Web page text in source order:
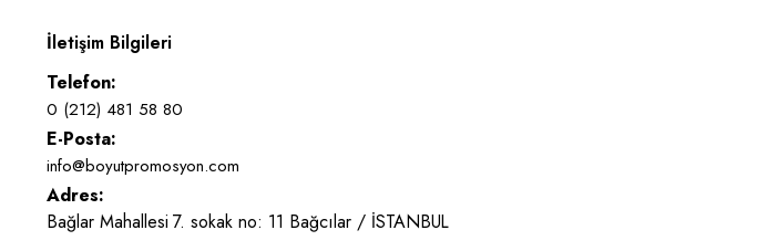
İletişim Bilgileri
Telefon:
0 (212) 481 58 80
E-Posta:
info@boyutpromosyon.com
Adres:
Bağlar Mahallesi 7. sokak no: 11 Bağcılar / İSTANBUL